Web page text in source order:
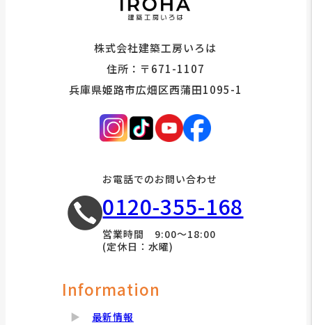
株式会社建築工房いろは
住所：〒671-1107
兵庫県姫路市広畑区西蒲田1095-1
お電話でのお問い合わせ
0120-355-168
営業時間 9:00～18:00
(定休日：水曜)
Information
最新情報